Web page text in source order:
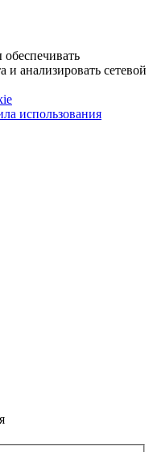
и анализировать сетевой
использования